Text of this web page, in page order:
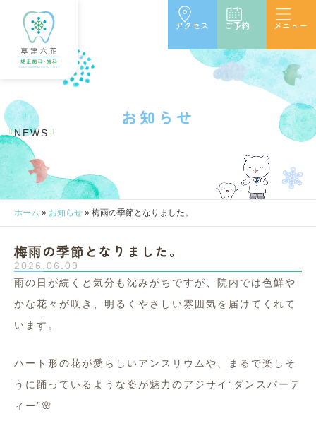
メニュー
アクセス ご予約
お 知 ら せ
NEWS
ホーム » お知らせ » 梅雨の季節となりました。
梅雨の季節となりました。
2026.06.09
雨の日が続くと気分も沈みがちですが、 院内では色鮮や
かな花々が咲き、 明るくやさしい雰囲気を届けてくれて
います。
ハート形の花が愛らしいアンスリウムや、
まるで楽しそ
うに踊っているような姿が魅力のアジサイ“ ダンスパーテ
ィー”🌸